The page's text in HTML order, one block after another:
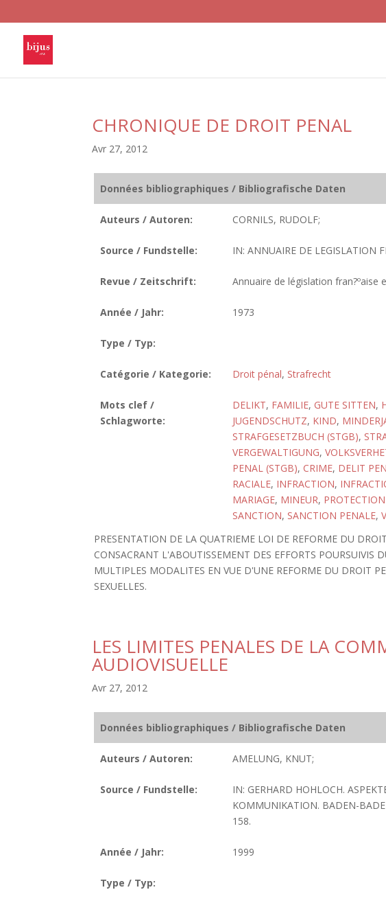
CHRONIQUE DE DROIT PENAL
Avr 27, 2012
Données bibliographiques / Bibliografische Daten
Auteurs / Autoren: CORNILS, RUDOLF;
Source / Fundstelle: IN: ANNUAIRE DE LEGISLATION
Revue / Zeitschrift: Annuaire de législation fran?ºaise
Année / Jahr: 1973
Type / Typ:
Catégorie / Kategorie: Droit pénal, Strafrecht
Mots clef /
Schlagworte:
DELIKT, FAMILIE, GUTE SITTEN,
JUGENDSCHUTZ, KIND,
STRAFGESETZBUCH (STGB),
VERGEWALTIGUNG,
PENAL (STGB), CRIME, DELIT
RACIALE, INFRACTION,
MARIAGE, MINEUR,
SANCTION, SANCTION PENALE,
PRESENTATION DE LA QUATRIEME LOI DE REFORME DU
CONSACRANT L'ABOUTISSEMENT DES EFFORTS POURSUIVIS
MULTIPLES MODALITES EN VUE D'UNE REFORME DU DROIT
SEXUELLES.
LES LIMITES PENALES DE LA
AUDIOVISUELLE
Avr 27, 2012
Données bibliographiques / Bibliografische Daten
Auteurs / Autoren: AMELUNG, KNUT;
Source / Fundstelle:
IN: GERHARD HOHLOCH.
KOMMUNIKATION. BADEN-
158.
Année / Jahr: 1999
Type / Typ: